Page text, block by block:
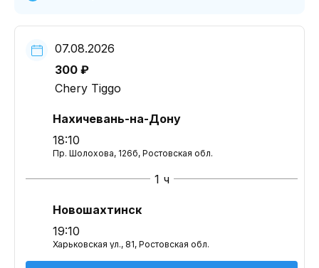
07.08.2026
300 ₽
Chery Tiggo
Нахичевань-на-Дону
18:10
Пр. Шолохова, 126б, Ростовская обл.
1 ч
Новошахтинск
19:10
Харьковская ул., 81, Ростовская обл.